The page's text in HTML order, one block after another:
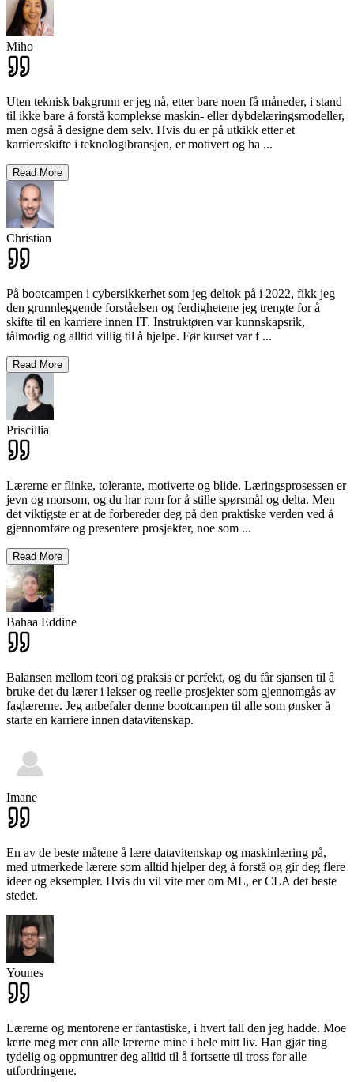
Miho
Uten teknisk bakgrunn er jeg nå, etter bare noen få måneder, i stand
til ikke bare å forstå komplekse maskin- eller dybdelæringsmodeller,
men også å designe dem selv. Hvis du er på utkikk etter et
karriereskifte i teknologibransjen, er motivert og ha ...
Read More
Christian
På bootcampen i cybersikkerhet som jeg deltok på i 2022, fikk jeg
den grunnleggende forståelsen og ferdighetene jeg trengte for å
skifte til en karriere innen IT. Instruktøren var kunnskapsrik,
tålmodig og alltid villig til å hjelpe. Før kurset var f...
Read More
Priscillia
Lærerne er flinke, tolerante, motiverte og blide. Læringsprosessen er
jevn og morsom, og du har rom for å stille spørsmål og delta. Men
det viktigste er at de forbereder deg på den praktiske verden ved å
gjennomføre og presentere prosjekter, noe som ...
Read More
Bahaa Eddine
Balansen mellom teori og praksis er perfekt, og du får sjansen til å
bruke det du lærer i lekser og reelle prosjekter som gjennomgås av
faglærerne. Jeg anbefaler denne bootcampen til alle som ønsker å
starte en karriere innen datavitenskap.
Imane
En av de beste måtene å lære datavitenskap og maskinlæring på,
med utmerkede lærere som alltid hjelper deg å forstå og gir deg flere
ideer og eksempler. Hvis du vil vite mer om ML, er CLA det beste
stedet.
Younes
Lærerne og mentorene er fantastiske, i hvert fall den jeg hadde. Moe
lærte meg mer enn alle lærerne mine i hele mitt liv. Han gjør ting
tydelig og oppmuntrer deg alltid til å fortsette til tross for alle
utfordringene.